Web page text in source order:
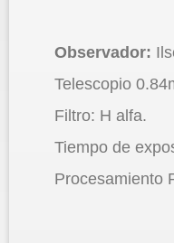
Observador:
Telescopio
Filtro: H alfa.
Tiempo de
Procesamiento